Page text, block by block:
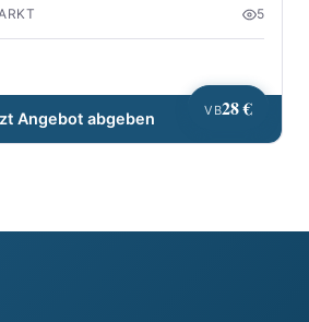
VB28 €
5
Angebot abgeben